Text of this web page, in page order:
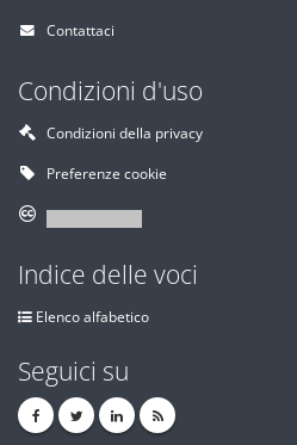
Contattaci
Condizioni d'uso
Condizioni della privacy
Preferenze cookie
Indice delle voci
Elenco alfabetico
Seguici su